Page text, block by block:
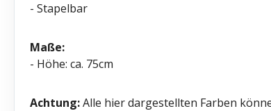
- Stapelbar
Maße:
- Höhe: ca. 75cm
Achtung:Alle hier dargestellten Farben